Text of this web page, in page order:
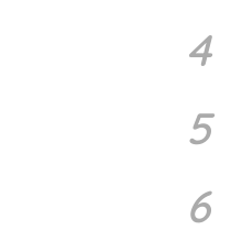
4
5
6